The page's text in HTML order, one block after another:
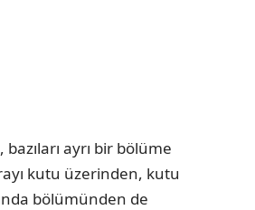
ayrı bir bölüme
kutu üzerinden, kutu
bölümünden de